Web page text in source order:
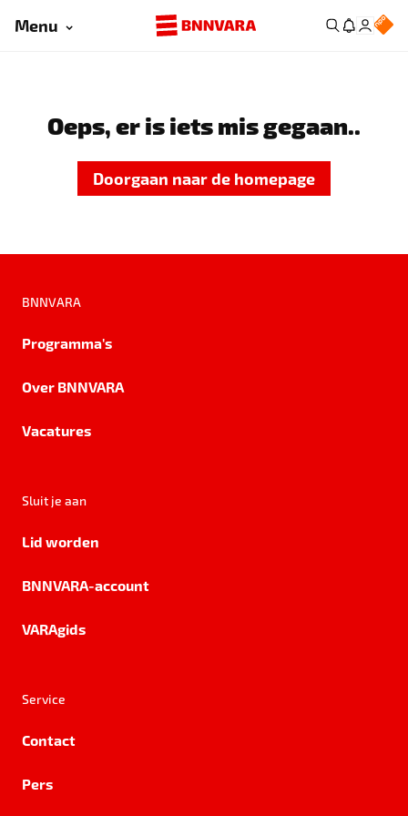
Menu
Oeps, er is iets mis gegaan..
Doorgaan naar de homepage
BNNVARA
Programma's
Over BNNVARA
Vacatures
Sluit je aan
Lid worden
BNNVARA-account
VARAgids
Service
Contact
Pers